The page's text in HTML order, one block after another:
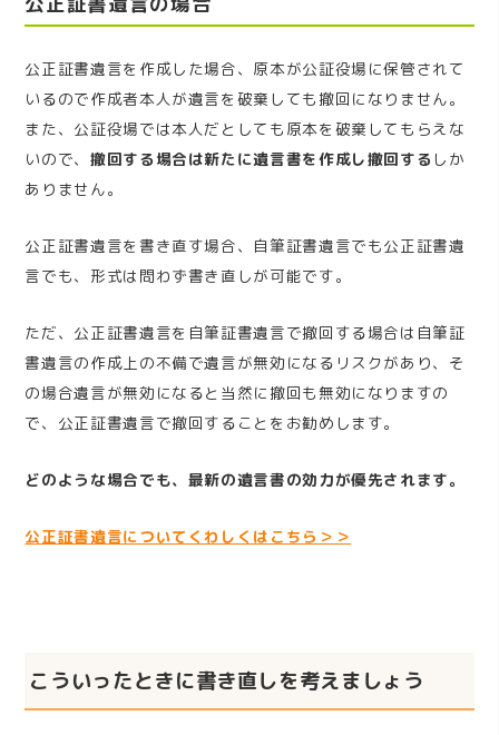
公正証書遺言を作成した場合、原本が公証役場に保管されて
いるので作成者本人が遺言を破棄しても撤回になりません。
また、公証役場では本人だとしても原本を破棄してもらえな
いので、 撤回する場合は新たに遺言書を作成し撤回する しか
ありません。
公正証書遺言を書き直す場合、自筆証書遺言でも公正証書遺
言でも、形式は問わず書き直しが可能です。
ただ、公正証書遺言を自筆証書遺言で撤回する場合は自筆証
書遺言の作成上の不備で遺言が無効になるリスクがあり、そ
の場合遺言が無効になると当然に撤回も無効になりますの
で、公正証書遺言で撤回することをお勧めします。
どのような場合でも、最新の遺言書の効力が優先されます。
公正証書遺言についてくわしくはこちら＞＞
こういったときに書き直しを考えましょう